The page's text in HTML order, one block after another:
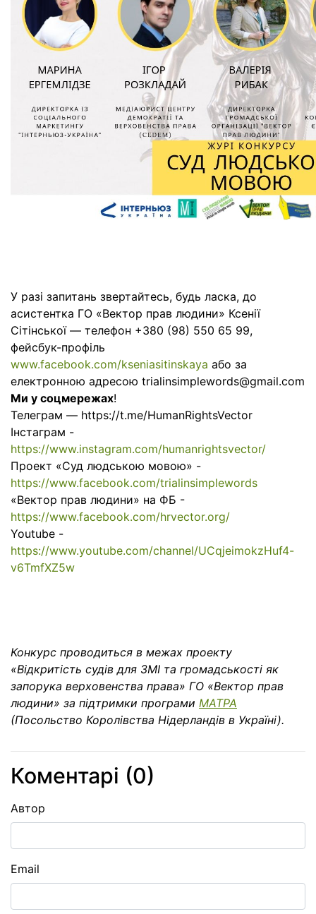
У разі запитань звертайтесь, будь ласка, до
асистентка ГО «Вектор прав людини» Ксенії
Сітінської — телефон +380 (98) 550 65 99,
фейсбук-профіль
www.facebook.com/kseniasitinskaya або за
електронною адресою trialinsimplewords@gmail.com
Ми у соцмережах!
Телеграм — ​​https://t.me/HumanRightsVector
Інстаграм -​​
https://www.instagram.com/humanrightsvector/
Проект «Суд людською мовою» -​​
https://www.facebook.com/trialinsimplewords
«Вектор прав людини» на ФБ -​​
https://www.facebook.com/hrvector.org/
Youtube -​​
https://www.youtube.com/channel/UCqjeimokzHuf4-
v6TmfXZ5w
Конкурс проводиться в межах проекту
«Відкритість судів для ЗМІ та громадськості як
запорука верховенства права» ГО «Вектор прав
людини» за підтримки програми МАТРА
(Посольство Королівства Нідерландів в Україні).
Коментарі (0)
Автор
Email